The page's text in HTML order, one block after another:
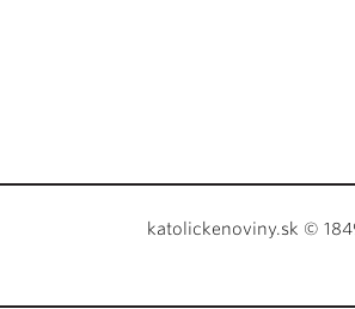
katolickenoviny.sk ©